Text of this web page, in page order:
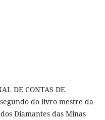
DE CONTAS DE
do livro mestre da
Diamantes das Minas